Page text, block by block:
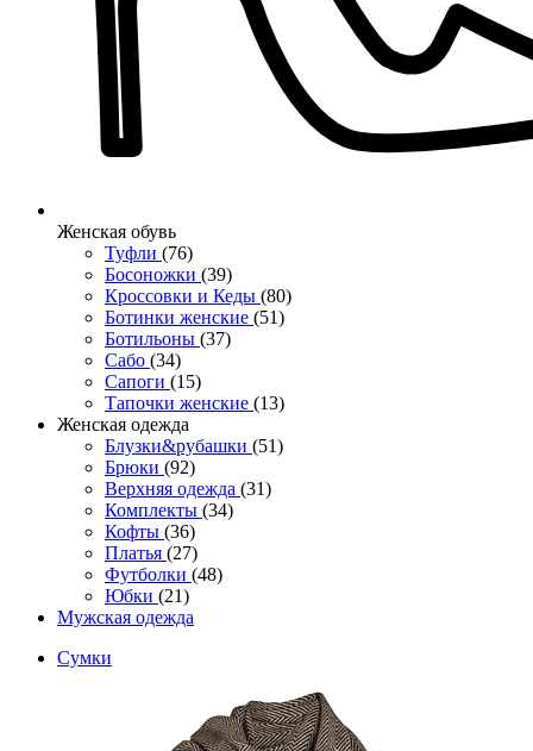
Женcкая обувь
Туфли (76)
Босоножки (39)
Кроссовки и Кеды (80)
Ботинки женские (51)
Ботильоны (37)
Сабо (34)
Сапоги (15)
Тапочки женские (13)
Женская одежда
Блузки&рубашки (51)
Брюки (92)
Верхняя одежда (31)
Комплекты (34)
Кофты (36)
Платья (27)
Футболки (48)
Юбки (21)
Мужская одежда
Сумки